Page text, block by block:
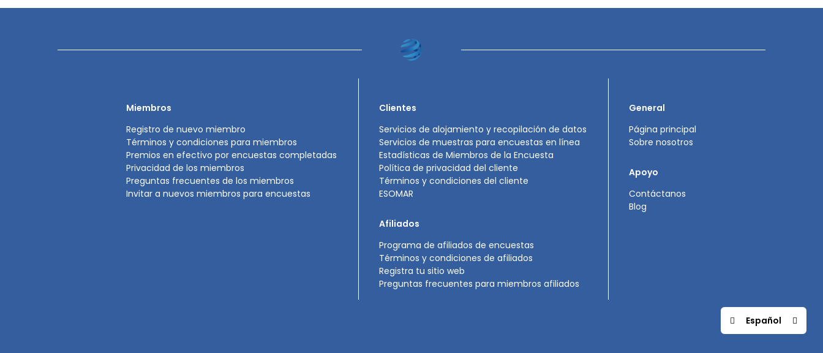
Miembros
Registro de nuevo miembro
Términos y condiciones para miembros
Premios en efectivo por encuestas completadas
Privacidad de los miembros
Preguntas frecuentes de los miembros
Invitar a nuevos miembros para encuestas
Clientes
Servicios de alojamiento y recopilación de datos
Servicios de muestras para encuestas en línea
Estadísticas de Miembros de la Encuesta
Política de privacidad del cliente
Términos y condiciones del cliente
ESOMAR
Afiliados
Programa de afiliados de encuestas
Términos y condiciones de afiliados
Registra tu sitio web
Preguntas frecuentes para miembros afiliados
General
Página principal
Sobre nosotros
Apoyo
Contáctanos
Blog
Español